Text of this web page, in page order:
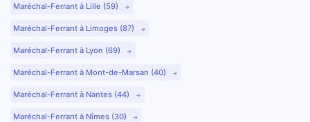
Maréchal-Ferrant à Lille (59)
Maréchal-Ferrant à Limoges (87)
Maréchal-Ferrant à Lyon (69)
Maréchal-Ferrant à Mont-de-Marsan (40)
Maréchal-Ferrant à Nantes (44)
Maréchal-Ferrant à Nîmes (30)